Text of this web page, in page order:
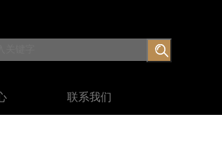
联系我们